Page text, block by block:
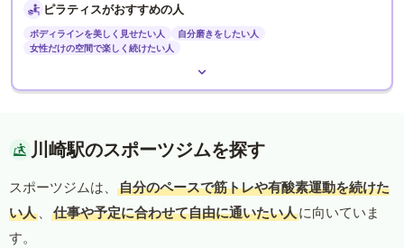
ピラティスがおすすめの人
ボディラインを美しく見せたい人
自分磨きをしたい人
女性だけの空間で楽しく続けたい人
川崎駅のスポーツジムを探す
スポーツジムは、
自分のペースで筋トレや有酸素運動を続けた
い人 、 仕事や予定に合わせて自由に通いたい人に向いていま
す。